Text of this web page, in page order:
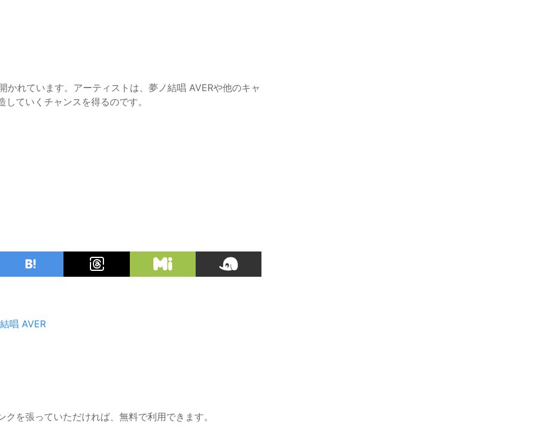
れています。アーティストは、夢ノ結唱 AVERや他のキャ
ていくチャンスを得るのです。
唱 AVER
を張っていただければ、無料で利用できます。